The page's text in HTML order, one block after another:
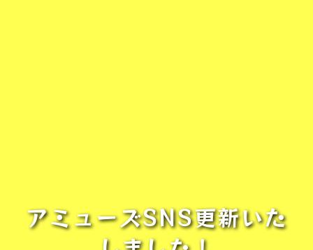
アミューズSNS更新いた